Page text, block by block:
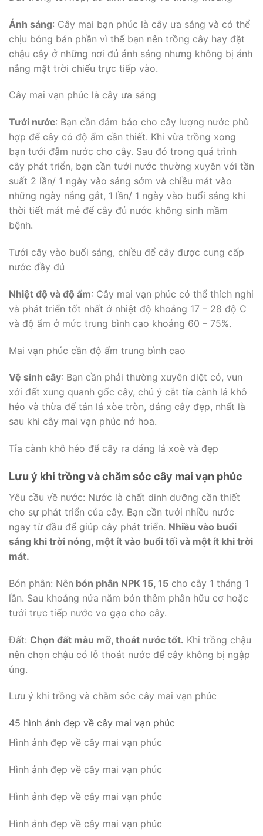
Ánh sáng: Cây mai bạn phúc là cây ưa sáng và có thể
chịu bóng bán phần vì thế bạn nên trồng cây hay đặt
chậu cây ở những nơi đủ ánh sáng nhưng không bị ánh
nắng mặt trời chiếu trực tiếp vào.
Cây mai vạn phúc là cây ưa sáng
Tưới nước: Bạn cần đảm bảo cho cây lượng nước phù
hợp để cây có độ ẩm cần thiết. Khi vừa trồng xong
bạn tưới đẫm nước cho cây. Sau đó trong quá trình
cây phát triển, bạn cần tưới nước thường xuyên với tần
suất 2 lần/ 1 ngày vào sáng sớm và chiều mát vào
những ngày nắng gắt, 1 lần/ 1 ngày vào buổi sáng khi
thời tiết mát mẻ để cây đủ nước không sinh mầm
bệnh.
Tưới cây vào buổi sáng, chiều để cây được cung cấp
nước đầy đủ
Nhiệt độ và độ ẩm: Cây mai vạn phúc có thể thích nghi
và phát triển tốt nhất ở nhiệt độ khoảng 17 – 28 độ C
và độ ẩm ở mức trung bình cao khoảng 60 – 75%.
Mai vạn phúc cần độ ẩm trung bình cao
Vệ sinh cây: Bạn cần phải thường xuyên diệt cỏ, vun
xới đất xung quanh gốc cây, chú ý cắt tỉa cành lá khô
héo và thừa để tán lá xòe tròn, dáng cây đẹp, nhất là
sau khi cây mai vạn phúc nở hoa.
Tỉa cành khô héo để cây ra dáng lá xoè và đẹp
Lưu ý khi trồng và chăm sóc cây mai vạn phúc
Yêu cầu về nước: Nước là chất dinh dưỡng cần thiết
cho sự phát triển của cây. Bạn cần tưới nhiều nước
ngay từ đầu để giúp cây phát triển. Nhiều vào buổi
sáng khi trời nóng, một ít vào buổi tối và một ít khi trời
mát.
Bón phân: Nên bón phân NPK 15, 15 cho cây 1 tháng 1
lần. Sau khoảng nửa năm bón thêm phân hữu cơ hoặc
tưới trực tiếp nước vo gạo cho cây.
Đất: Chọn đất màu mỡ, thoát nước tốt. Khi trồng chậu
nên chọn chậu có lỗ thoát nước để cây không bị ngập
úng.
Lưu ý khi trồng và chăm sóc cây mai vạn phúc
45 hình ảnh đẹp về cây mai vạn phúc
Hình ảnh đẹp về cây mai vạn phúc
Hình ảnh đẹp về cây mai vạn phúc
Hình ảnh đẹp về cây mai vạn phúc
Hình ảnh đẹp về cây mai vạn phúc